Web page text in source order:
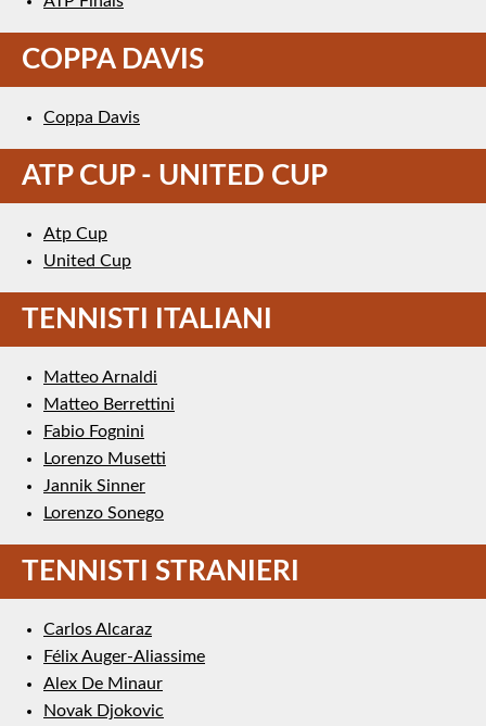
COPPA DAVIS
Coppa Davis
ATP CUP - UNITED CUP
Atp Cup
United Cup
TENNISTI ITALIANI
Matteo Arnaldi
Matteo Berrettini
Fabio Fognini
Lorenzo Musetti
Jannik Sinner
Lorenzo Sonego
TENNISTI STRANIERI
Carlos Alcaraz
Félix Auger-Aliassime
Alex De Minaur
Novak Djokovic